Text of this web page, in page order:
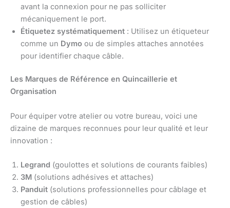
avant la connexion pour ne pas solliciter
mécaniquement le port.
Étiquetez systématiquement : Utilisez un étiqueteur
comme un Dymo ou de simples attaches annotées
pour identifier chaque câble.
Les Marques de Référence en Quincaillerie et
Organisation
Pour équiper votre atelier ou votre bureau, voici une
dizaine de marques reconnues pour leur qualité et leur
innovation :
Legrand (goulottes et solutions de courants faibles)
3M (solutions adhésives et attaches)
Panduit (solutions professionnelles pour câblage et
gestion de câbles)